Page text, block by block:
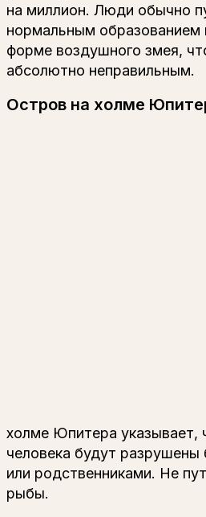
на миллион. Люди обычно
нормальным образованием
форме воздушного змея,
абсолютно неправильным.
Остров на холме
холме Юпитера указывает,
человека будут разрушены
или родственниками. Не
рыбы.